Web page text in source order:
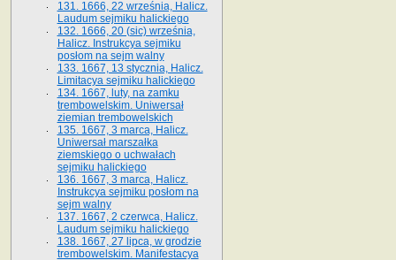
131. 1666, 22 września, Halicz.
Laudum sejmiku halickiego
132. 1666, 20 (sic) września,
Halicz. Instrukcya sejmiku
posłom na sejm walny
133. 1667, 13 stycznia, Halicz.
Limitacya sejmiku halickiego
134. 1667, luty, na zamku
trembowelskim. Uniwersał
ziemian trembowelskich
135. 1667, 3 marca, Halicz.
Uniwersał marszałka
ziemskiego o uchwałach
sejmiku halickiego
136. 1667, 3 marca, Halicz.
Instrukcya sejmiku posłom na
sejm walny
137. 1667, 2 czerwca, Halicz.
Laudum sejmiku halickiego
138. 1667, 27 lipca, w grodzie
trembowelskim. Manifestacya